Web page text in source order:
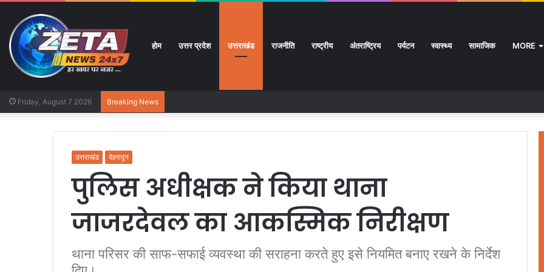
होम उत्तर प्रदेश उत्तराखंड राजनीति राष्ट्रीय अंतराष्ट्रिय पर्यटन स्वास्थ्य सामाजिक MORE
Friday, August 7 2026 Breaking News
उत्तराखंड देहरादून
पुलिस अधीक्षक ने किया थाना
जाजरदेवल का आकस्मिक निरीक्षण
थाना परिसर की साफ-सफाई व्यवस्था की सराहना करते हुए इसे नियमित बनाए रखने के निर्देश